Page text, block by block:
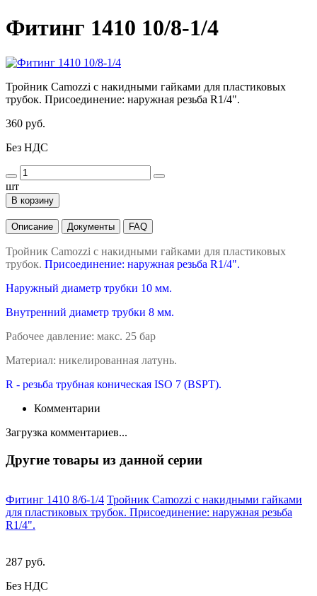
Фитинг 1410 10/8-1/4
Тройник Camozzi с накидными гайками для пластиковых
трубок. Присоединение: наружная резьба R1/4".
360 руб.
Без НДС
шт
В корзину
Описание Документы FAQ
Тройник Camozzi с накидными гайками для пластиковых
трубок. Присоединение: наружная резьба R1/4".
Наружный диаметр трубки 10 мм.
Внутренний диаметр трубки 8 мм.
Рабочее давление: макс. 25 бар
Материал: никелированная латунь.
R - резьба трубная коническая ISO 7 (BSPT).
Комментарии
Загрузка комментариев...
Другие товары из данной серии
Фитинг 1410 8/6-1/4 Тройник Camozzi с накидными гайками
для пластиковых трубок. Присоединение: наружная резьба
R1/4".
287 руб.
Без НДС